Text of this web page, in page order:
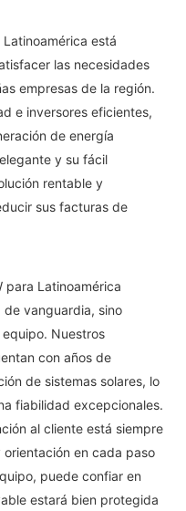
está
las necesidades
empresas de la región.
e inversores eficientes,
de energía
y su fácil
rentable y
sus facturas de
para Latinoamérica
vanguardia, sino
Nuestros
con años de
de sistemas solares, lo
fiabilidad excepcionales.
al cliente está siempre
en cada paso
puede confiar en
estará bien protegida